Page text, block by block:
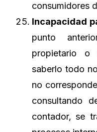
consumidores
Incapacidad
punto
propietario o
saberlo todo
no
consultando
contador, se